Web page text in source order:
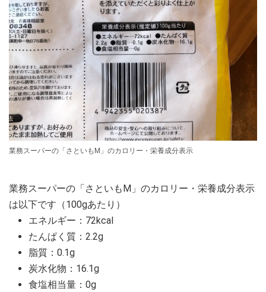
業務スーパーの「さといもM」のカロリー・栄養成分表示
業務スーパーの「さといもM」のカロリー・栄養成分表示
は以下です（100gあたり）
エネルギー：72kcal
たんぱく質：2.2g
脂質：0.1g
炭水化物：16.1g
食塩相当量：0g